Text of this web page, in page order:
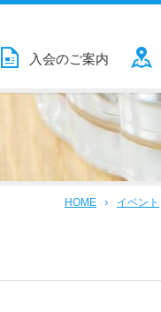
入会のご案内
HOME イベント